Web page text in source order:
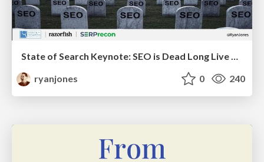
State of Search Keynote: SEO is Dead Long Live SEO
ryanjones
0 240